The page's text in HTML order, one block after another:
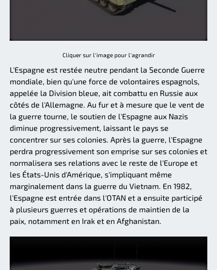
Cliquer sur l'image pour l'agrandir
L'Espagne est restée neutre pendant la Seconde Guerre
mondiale, bien qu'une force de volontaires espagnols,
appelée la Division bleue, ait combattu en Russie aux
côtés de l'Allemagne. Au fur et à mesure que le vent de
la guerre tourne, le soutien de l'Espagne aux Nazis
diminue progressivement, laissant le pays se
concentrer sur ses colonies. Après la guerre, l'Espagne
perdra progressivement son emprise sur ses colonies et
normalisera ses relations avec le reste de l'Europe et
les États-Unis d'Amérique, s'impliquant même
marginalement dans la guerre du Vietnam. En 1982,
l'Espagne est entrée dans l'OTAN et a ensuite participé
à plusieurs guerres et opérations de maintien de la
paix, notamment en Irak et en Afghanistan.